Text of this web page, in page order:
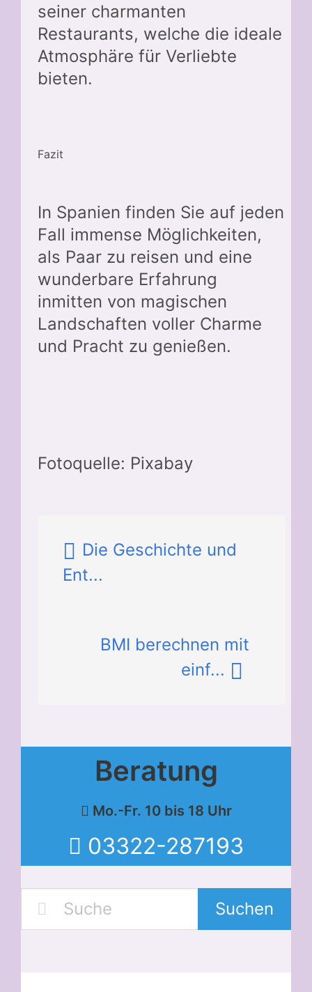
seiner charmanten
Restaurants, welche die ideale
Atmosphäre für Verliebte
bieten.
Fazit
In Spanien finden Sie auf jeden
Fall immense Möglichkeiten,
als Paar zu reisen und eine
wunderbare Erfahrung
inmitten von magischen
Landschaften voller Charme
und Pracht zu genießen.
Fotoquelle: Pixabay
Die Geschichte und
Ent...
BMI berechnen mit
einf...
Beratung
Mo.-Fr. 10 bis 18 Uhr
03322-287193
Suchen